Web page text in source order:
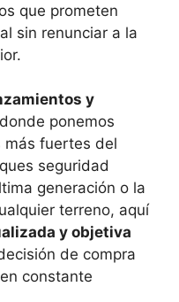
que prometen
sin renunciar a la
y
donde ponemos
más fuertes del
seguridad
generación o la
terreno, aquí
y objetiva
de compra
constante